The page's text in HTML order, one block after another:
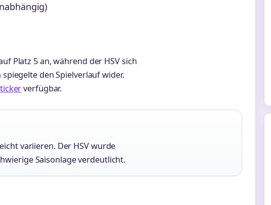
Platz 5 an, während der HSV sich
den Spielverlauf wider.
verfügbar.
variieren. Der HSV wurde
Saisonlage verdeutlicht.